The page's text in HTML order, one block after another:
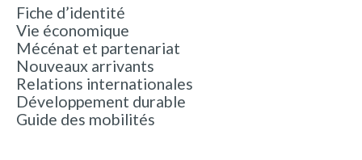
Fiche d’identité
Vie économique
Mécénat et partenariat
Nouveaux arrivants
Relations internationales
Développement durable
Guide des mobilités